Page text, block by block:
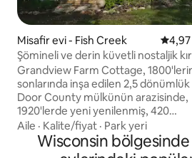
Misafir evi - Fish Creek 5
Şömineli ve derin küvetli nostaljik
Grandview Farm Cottage,
sonlarında inşa edilen 2,5
Door County mülkünün arazisinde,
1920'lerde yeni yenilenmiş, 420
metrekarelik özel bir misafir evidir.
Modern, endüstriyel ve yeniden
tasarlanmış tarz, vintage çiftlik evi
Aile · Kalite/fiyat · Park yeri
Wisconsin bölgesinde